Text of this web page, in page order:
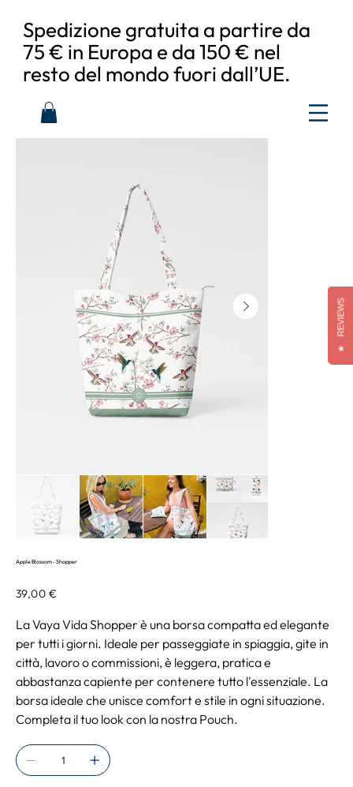
Spedizione gratuita a partire da
75 € in Europa e da 150 € nel
resto del mondo fuori dall’UE.
Apple Blossom - Shopper
Prezzo
39,00 €
La Vaya Vida Shopper è una borsa compatta ed elegante
per tutti i giorni. Ideale per passeggiate in spiaggia, gite in
città, lavoro o commissioni, è leggera, pratica e
abbastanza capiente per contenere tutto l'essenziale. La
borsa ideale che unisce comfort e stile in ogni situazione.
Completa il tuo look con la nostra Pouch.
★
REVIEWS